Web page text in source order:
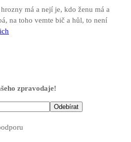
má a nejí je, kdo ženu má a
na toho vemte bič a hůl, to není
zpravodaje!